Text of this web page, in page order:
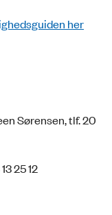
her
Sørensen, tlf. 20
25 12